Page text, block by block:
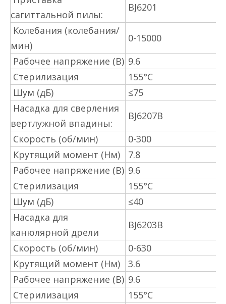
сагиттальной пилы:
BJ6201
Колебания (колебания/
мин)
0-15000
Рабочее напряжение (В) 9.6
Стерилизация
155°С
Шум (дБ)
≤75
Насадка для сверления
вертлужной впадины:
BJ6207B
Скорость (об/мин)
0-300
Крутящий момент (Нм)
7.8
Рабочее напряжение (В) 9.6
Стерилизация
155°С
Шум (дБ)
≤40
Насадка для
канюлярной дрели
BJ6203B
Скорость (об/мин)
0-630
Крутящий момент (Нм)
3.6
Рабочее напряжение (В) 9.6
Стерилизация
155°С